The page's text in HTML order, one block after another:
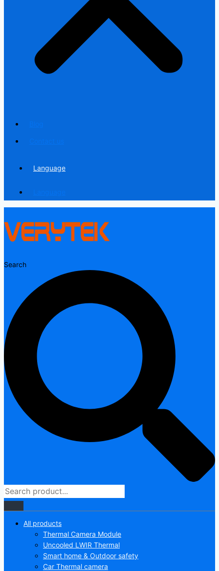
Language
Search
All products
Thermal Camera Module
Uncooled LWIR Thermal
Smart home & Outdoor safety
Car Thermal camera